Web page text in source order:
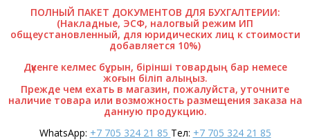
ПОЛНЫЙ ПАКЕТ ДОКУМЕНТОВ ДЛЯ БУХГАЛТЕРИИ:
(Накладные, ЭСФ, налогвый режим ИП
общеустановленный, для юридических лиц к стоимости
добавляется 10%)
Дүкенге келмес бұрын, бірінші товардың бар немесе
жоғын біліп алыңыз.
Прежде чем ехать в магазин, пожалуйста, уточните
наличие товара или возможность размещения заказа на
данную продукцию.
WhatsApp: +7 705 324 21 85 Тел: +7 705 324 21 85